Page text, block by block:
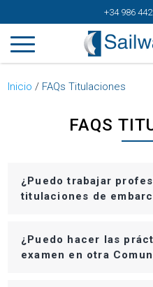
+34 986
Inicio / FAQs Titulaciones
FAQS
¿Puedo trabajar
titulaciones de
¿Puedo hacer las
examen en otra